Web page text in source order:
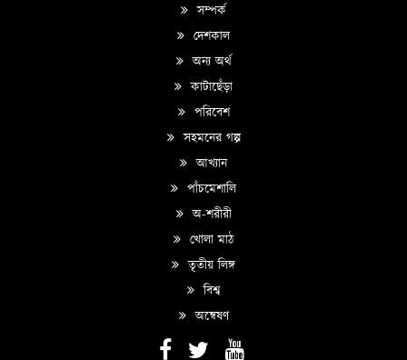
সম্পর্ক
দেশকাল
অন্য অর্থ
কাটাছেঁড়া
পরিবেশ
সহমনের গল্প
আখ্যান
পাঁচমেশালি
অ-শরীরী
খোলা মাঠ
তৃতীয় লিঙ্গ
বিশ্ব
অন্বেষণ